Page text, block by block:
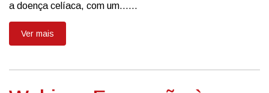
a doença celíaca, com um......
Ver mais